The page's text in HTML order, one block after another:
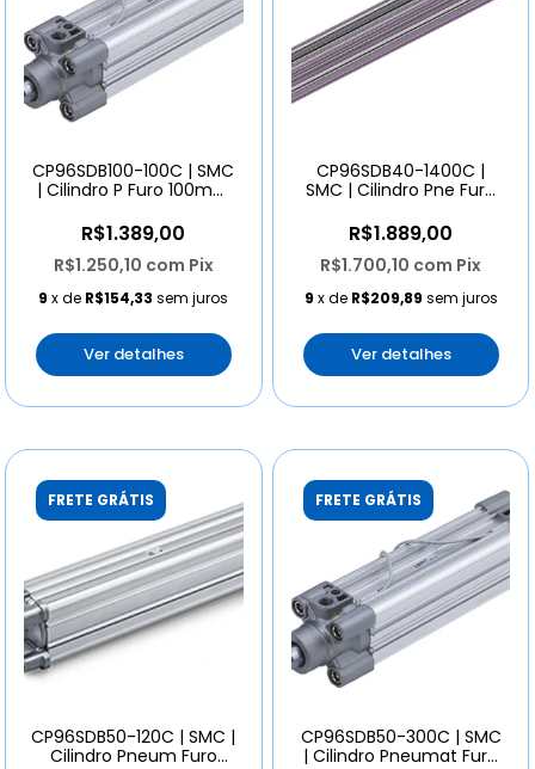
CP96SDB100-100C | SMC
| Cilindro P Furo 100mm
R$1.389,00
R$1.250,10 com Pix
9 x de R$154,33 sem juros
Ver detalhes
CP96SDB40-1400C |
SMC | Cilindro Pne Furo
R$1.889,00
R$1.700,10 com Pix
9 x de R$209,89 sem juros
Ver detalhes
FRETE GRÁTIS
CP96SDB50-120C | SMC |
Cilindro Pneum Furo
FRETE GRÁTIS
CP96SDB50-300C | SMC
| Cilindro Pneumat Furo